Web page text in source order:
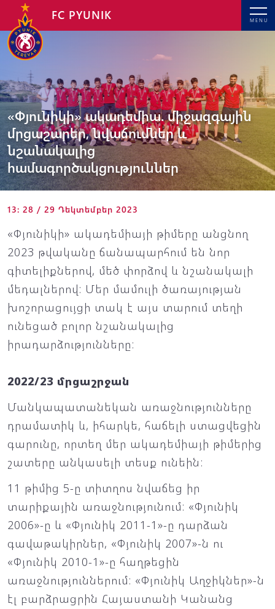
MENU
FC PYUNIK
«Փյունիկի» ակադեմիա. միջազգային
մրցաշարեր, նվաճումներ և
նշանակալից
համագործակցություններ
13: 28 / 29 Դեկտեմբեր 2023
«Փյունիկի» ակադեմիայի թիմերը անցնող
2023 թվականը ճանապարհում են նոր
գիտելիքներով, մեծ փորձով և նշանակալի
մեդալներով: Մեր մամուլի ծառայության
խոշորացույցի տակ է այս տարում տեղի
ունեցած բոլոր նշանակալից
իրադարձությունները:
2022/23 մրցաշրջան
Մանկապատանեկան առաջնությունները
դրամատիկ և, իհարկե, հաճելի ստացվեցին
գարունը, որտեղ մեր ակադեմիայի թիմերից
շատերը անկասելի տեսք ունեին:
11 թիմից 5-ը տիտղոս նվաճեց իր
տարիքային առաջնությունում: «Փյունիկ
2006»-ը և «Փյունիկ 2011-1»-ը դարձան
գավաթակիրներ, «Փյունիկ 2007»-ն ու
«Փյունիկ 2010-1»-ը հաղթեցին
առաջնություններում: «Փյունիկ Աղջիկներ»-ն
էլ բարձրացրին Հայաստանի Կանանց